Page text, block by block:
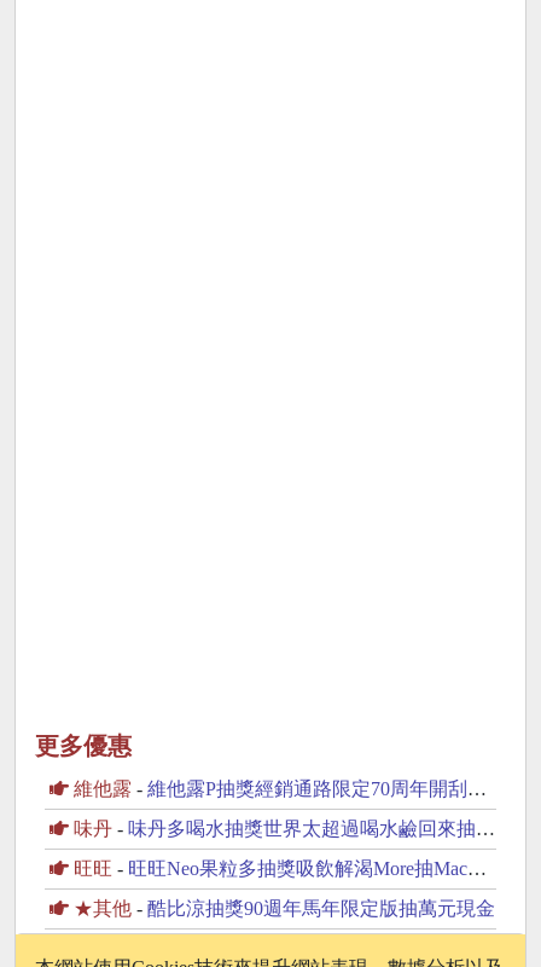
更多優惠
維他露 - 維他露P抽獎經銷通路限定70周年開刮抽復古純金金幣
味丹 - 味丹多喝水抽獎世界太超過喝水鹼回來抽iPhone17
旺旺 - 旺旺Neo果粒多抽獎吸飲解渴More抽MacBook Neo
★其他 - 酷比涼抽獎90週年馬年限定版抽萬元現金